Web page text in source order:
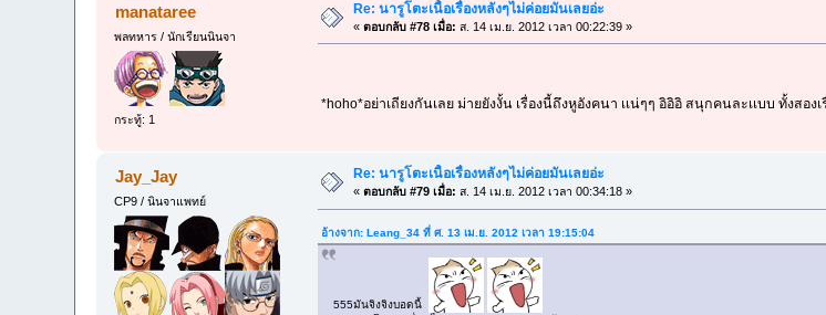
manataree
พลทหาร / นักเรียนนินจา
กระทู้: 1
Re: นารูโตะเนื้อเรื่องหลังๆไม่ค่อยมันเลยอ่ะ
«ตอบกลับ #78 เมื่อ: ส. 14 เม.ย. 2012 เวลา 00:22:39 »
*hoho*อย่าเถียงกันเลย ม่ายยังงั้น เรื่องนี้ถึงหูอังคนา เเน่ๆๆ อิอิอิ สนุกคนละเเบบ ทั้งสอ
Jay_Jay
CP9 / นินจาแพทย์
Re: นารูโตะเนื้อเรื่องหลังๆไม่ค่อยมันเลยอ่ะ
«ตอบกลับ #79 เมื่อ: ส. 14 เม.ย. 2012 เวลา 00:34:18 »
อ้างจาก: Leang_34 ที่ ศ. 13 เม.ย. 2012 เวลา 19:15:04
555มันจิงจิงบอดนี้